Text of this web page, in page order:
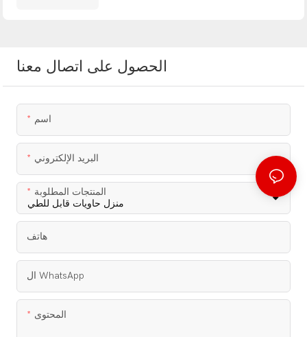
الحصول على اتصال معنا
اسم
البريد الإلكتروني
المنتجات المطلوبة
هاتف
ال WhatsApp
المحتوى